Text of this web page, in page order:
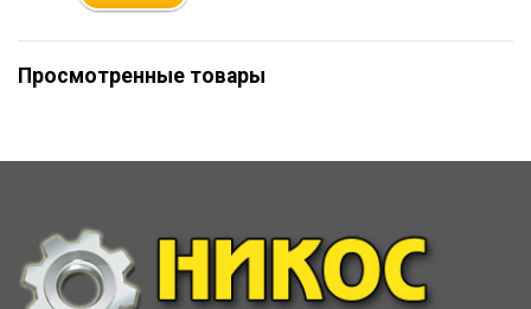
Просмотренные товары